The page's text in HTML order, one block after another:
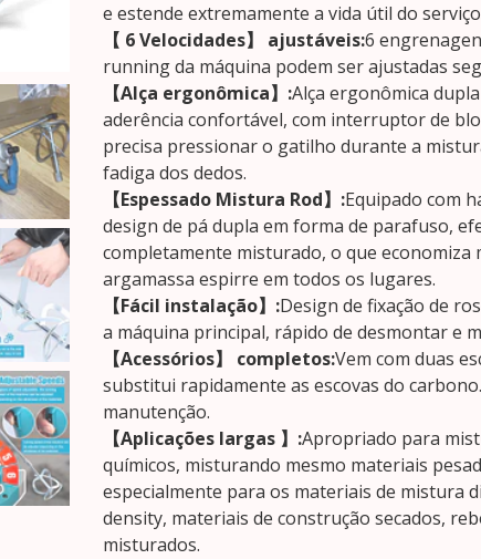
e estende extremamente a vida útil do
【 6 Velocidades】 ajustáveis:6
running da máquina podem ser ajustadas
【Alça ergonômica】:Alça ergonômica
aderência confortável, com interruptor de
precisa pressionar o gatilho durante a
fadiga dos dedos.
【Espessado Mistura Rod】:Equipado com
design de pá dupla em forma de parafuso,
completamente misturado, o que economiza
argamassa espirre em todos os lugares.
【Fácil instalação】:Design de fixação de
a máquina principal, rápido de desmontar e
【Acessórios】 completos:Vem com duas
substitui rapidamente as escovas do
manutenção.
【Aplicações largas 】:Apropriado para
químicos, misturando mesmo materiais
especialmente para os materiais de mistura
density, materiais de construção secados,
misturados.